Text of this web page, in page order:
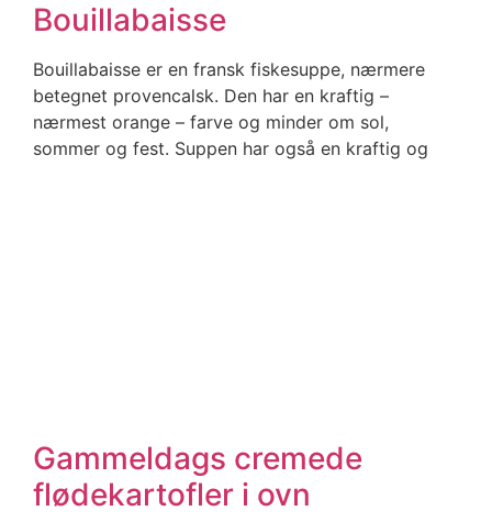
Bouillabaisse
Bouillabaisse er en fransk fiskesuppe, nærmere
betegnet provencalsk. Den har en kraftig –
nærmest orange – farve og minder om sol,
sommer og fest. Suppen har også en kraftig og
Gammeldags cremede
flødekartofler i ovn